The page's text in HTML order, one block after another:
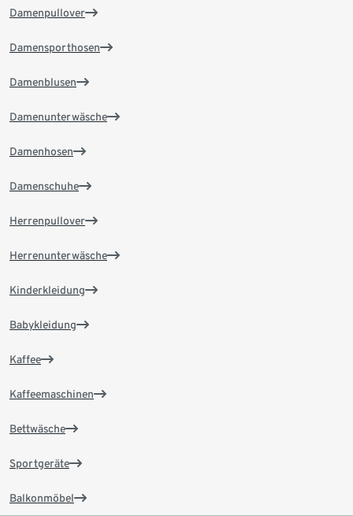
Damenpullover
Damensporthosen
Damenblusen
Damenunterwäsche
Damenhosen
Damenschuhe
Herrenpullover
Herrenunterwäsche
Kinderkleidung
Babykleidung
Kaffee
Kaffeemaschinen
Bettwäsche
Sportgeräte
Balkonmöbel